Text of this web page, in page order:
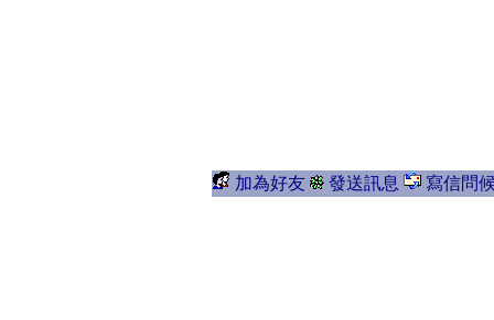
加為好友 發送訊息 寫信問